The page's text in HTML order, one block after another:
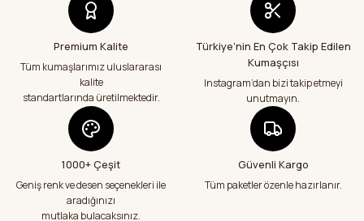
Kumaşlar eksiksiz tertemiz bir şekilde geldi
çok teşekkür ediyorum
Abdurrahman Samsur | 24/07/2026
Teslimatım özenli güzel hazırlanmış bir
şekilde geldi çok memnun kaldım emeği
geçenlere teşekkür ediyorum
Abdurrahman Samsur | 24/07/2026
Aradığım kumaşçı artık hep buradan alış
veriş yapacağım in şa Allah çünkü 4 farklı
kumaş aldım hem ölçü olarak hem
görüntü,doku olarak çok memnun kaldım
Premium Kalite
Tüm kumaşlarımız uluslararası
kalite
standartlarında üretilmektedir.
Türkiye’nin En Çok Takip Edilen
Kumaşçısı
Instagram’dan bizi takip etmeyi
unutmayın.
1000+ Çeşit
Geniş renk ve desen seçenekleri ile
aradığınızı
mutlaka bulacaksınız.
Güvenli Kargo
Tüm paketler özenle hazırlanır.